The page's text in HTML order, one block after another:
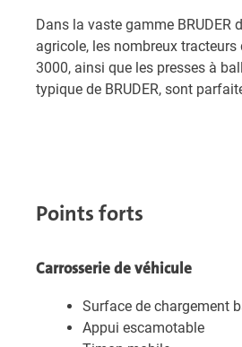
Dans la vaste gamme BRUDER
agricole, les nombreux tracteurs
3000, ainsi que les presses à
typique de BRUDER, sont
Points forts
Carrosserie de véhicule
Surface de chargement
Appui escamotable